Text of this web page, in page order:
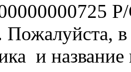
в
и название